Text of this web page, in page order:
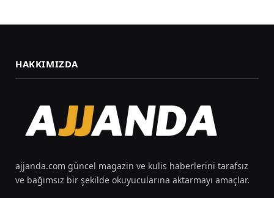
HAKKIMIZDA
ajjanda.com güncel magazin ve kulis haberlerini tarafsız
ve bağımsız bir şekilde okuyucularına aktarmayı amaçlar.